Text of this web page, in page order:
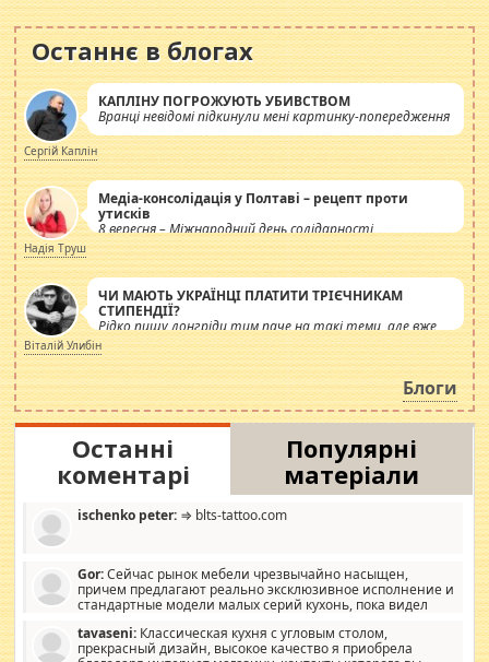
Останнє в блогах
КАПЛІНУ ПОГРОЖУЮТЬ УБИВСТВОМ
Вранці невідомі підкинули мені картинку-попередження
Сергій Каплін
Медіа-консолідація у Полтаві – рецепт проти
утисків
8 вересня – Міжнародний день солідарності
журналістів.
Надія Труш
ЧИ МАЮТЬ УКРАЇНЦІ ПЛАТИТИ ТРІЄЧНИКАМ
СТИПЕНДІЇ?
Рідко пишу лонгріди тим паче на такі теми, але вже
просто дістало! Обурюють сьогоднішні інсенуації
навколо стипендіального питання. Штучно
роздувається ще одна соціальна катастрофа.
Віталій Улибін
Блоги
Останні
коментарі
Популярні
матеріали
ischenko peter: ⇒ blts-tattoo.com
Gor:Сейчас рынок мебели чрезвычайно насыщен,
причем предлагают реально эксклюзивное исполнение и
стандартные модели малых серий кухонь, пока видел
стандартные формы, в MebelOk, креативненько и что главное -
со вкусом все в порядке, без ненужных наворотов удорожающих
tavaseni: Классическая кухня с угловым столом,
прекрасный дизайн, высокое качество я приобрела